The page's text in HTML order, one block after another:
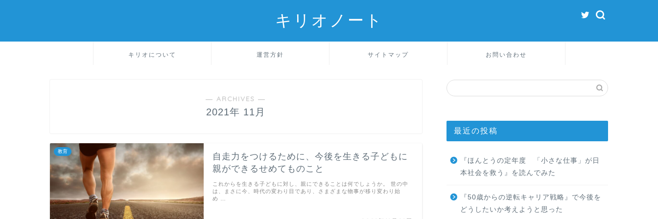
キリオノート
キリオについて 運営方針 サイトマップ お問い合わせ
― ARCHIVES ―
2021年 11月
教育
自走力をつけるために、今後を生きる子どもに
親ができるせめてものこと
これからを生きる子どもに対し、親にできることは何でしょうか。 世の中
は、まさに今、時代の変わり目であり、さまざまな物事が移り変わり始
め …
最近の投稿
『ほんとうの定年度 「小さな仕事」が日
本社会を救う』を読んでみた
『50歳からの逆転キャリア戦略』で今後を
どうしたいか考えようと思った